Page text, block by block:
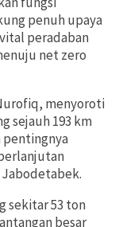
penuh upaya
peradaban
net zero
menyoroti
sejauh 193 km
pentingnya
sekitar 53 ton
besar